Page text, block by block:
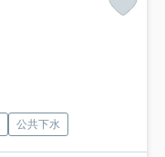
公共下水